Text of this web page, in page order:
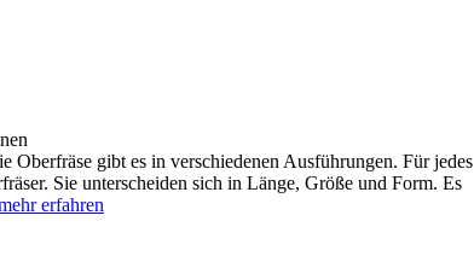
Oberfräse gibt es in verschiedenen Ausführungen. Für jedes
Sie unterscheiden sich in Länge, Größe und Form. Es
erfahren